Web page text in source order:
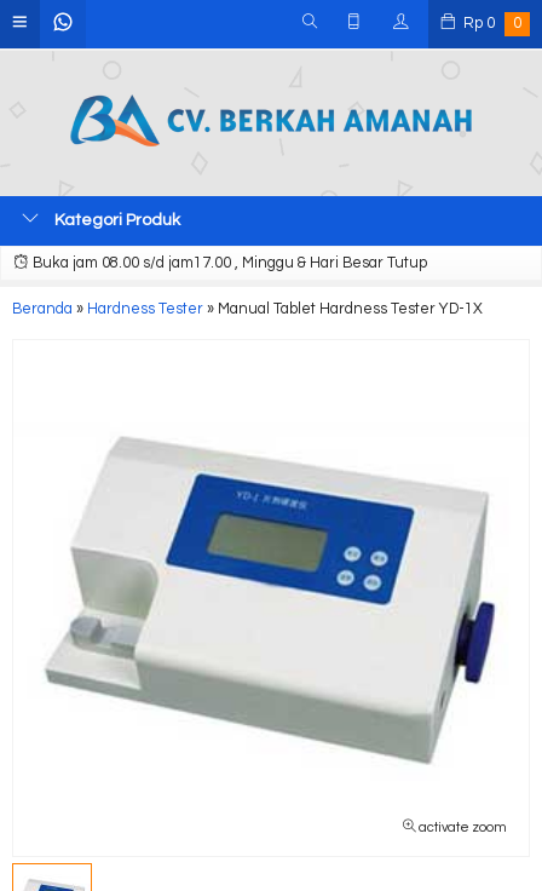
Rp 0 0
Kategori Produk
Buka jam 08.00 s/d jam17.00 , Minggu & Hari Besar Tutup
Beranda » Hardness Tester » Manual Tablet Hardness Tester YD-1X
activate zoom